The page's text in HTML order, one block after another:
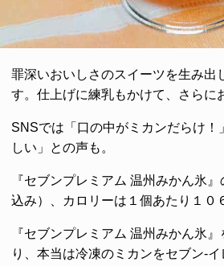
罪深いおいしさのスイーツを生み出
す。仕上げに練乳もかけて、さらに
SNSでは「口の中がミカンだらけ！
しい」との声も。
『セブンプレミアム 温州みかん氷
込み）、カロリーは１個あたり１０
『セブンプレミアム 温州みかん氷
り、本当は冷凍のミカンをセブン-